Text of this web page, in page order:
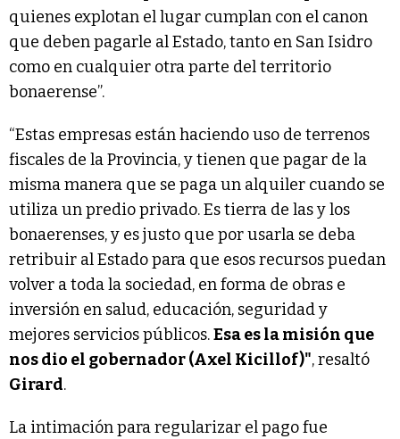
quienes explotan el lugar cumplan con el canon
que deben pagarle al Estado, tanto en San Isidro
como en cualquier otra parte del territorio
bonaerense”.
“Estas empresas están haciendo uso de terrenos
fiscales de la Provincia, y tienen que pagar de la
misma manera que se paga un alquiler cuando se
utiliza un predio privado. Es tierra de las y los
bonaerenses, y es justo que por usarla se deba
retribuir al Estado para que esos recursos puedan
volver a toda la sociedad, en forma de obras e
inversión en salud, educación, seguridad y
mejores servicios públicos.Esa es la misión que
nos dio el gobernador (Axel Kicillof)", resaltó
Girard.
La intimación para regularizar el pago fue